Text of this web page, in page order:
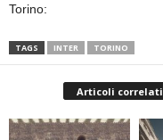
Torino:
TAGS INTER TORINO
Articoli correlati